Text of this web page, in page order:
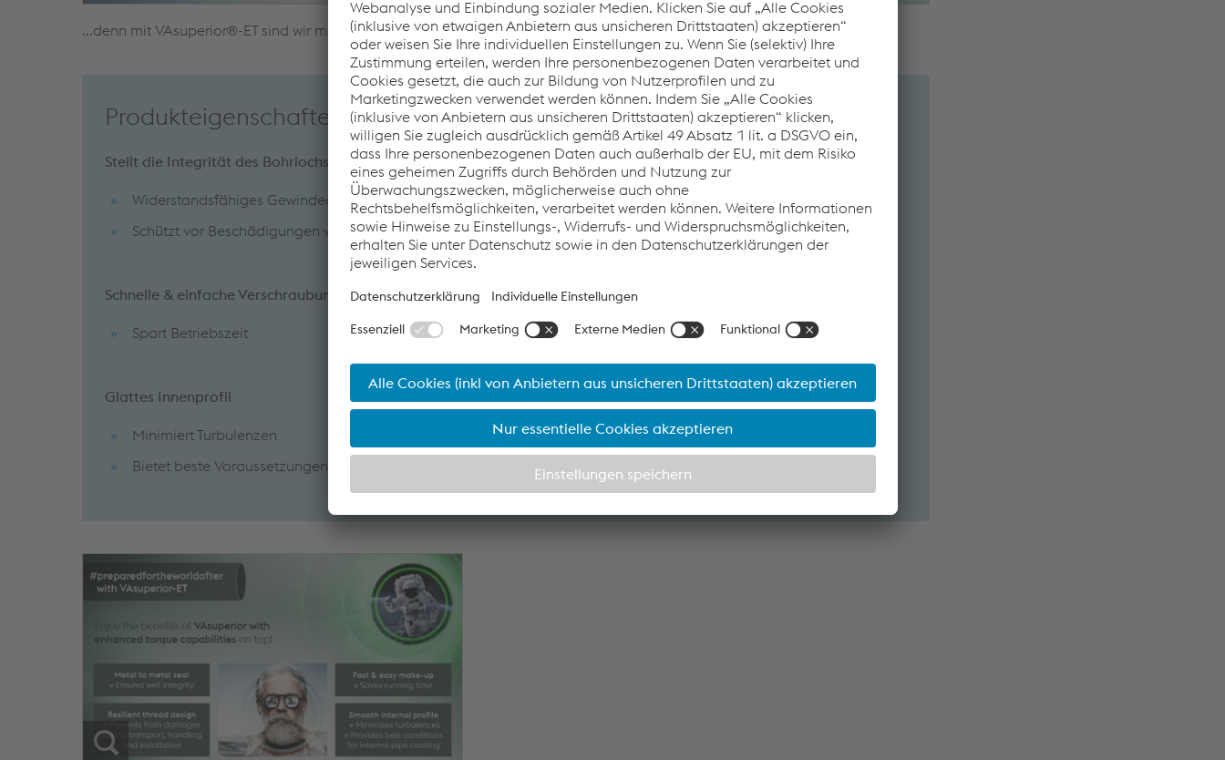
...denn mit VAsuperior®-ET sind wir mehr als bereit für extreme Bedingungen.
Produkteigenschaften & Kundennutzen
Stellt die Integrität des Bohrlochs sicher
Widerstandsfähiges Gewindedesign
Schützt vor Beschädigungen während Transport, Manipulation und Einbau
Schnelle & einfache Verschraubung
Spart Betriebszeit
Glattes Innenprofil
Minimiert Turbulenzen
Bietet beste Voraussetzungen für Rohrinnenbeschichtungen